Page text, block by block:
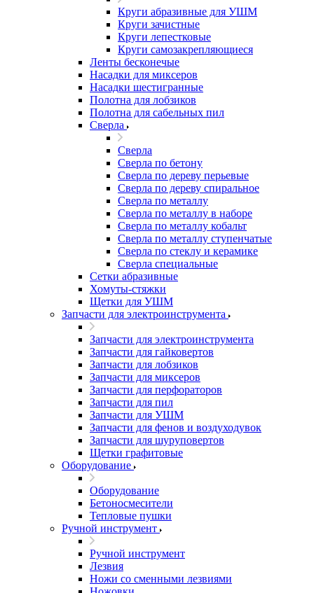
Круги абразивные для УШМ
Круги зачистные
Круги лепестковые
Круги самозакрепляющиеся
Ленты бесконечые
Насадки для миксеров
Насадки шестигранные
Полотна для лобзиков
Полотна для сабельных пил
Сверла
Сверла
Сверла по бетону
Сверла по дереву перьевые
Сверла по дереву спиральное
Сверла по металлу
Сверла по металлу в наборе
Сверла по металлу кобальт
Сверла по металлу ступенчатые
Сверла по стеклу и керамике
Сверла специальные
Сетки абразивные
Хомуты-стяжки
Щетки для УШМ
Запчасти для электроинструмента
Запчасти для электроинструмента
Запчасти для гайковертов
Запчасти для лобзиков
Запчасти для миксеров
Запчасти для перфораторов
Запчасти для пил
Запчасти для УШМ
Запчасти для фенов и воздуходувок
Запчасти для шуруповертов
Щетки графитовые
Оборудование
Оборудование
Бетоносмесители
Тепловые пушки
Ручной инструмент
Ручной инструмент
Лезвия
Ножи со сменными лезвиями